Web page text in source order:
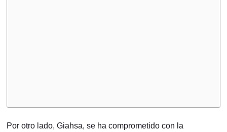
Por otro lado, Giahsa, se ha comprometido con la